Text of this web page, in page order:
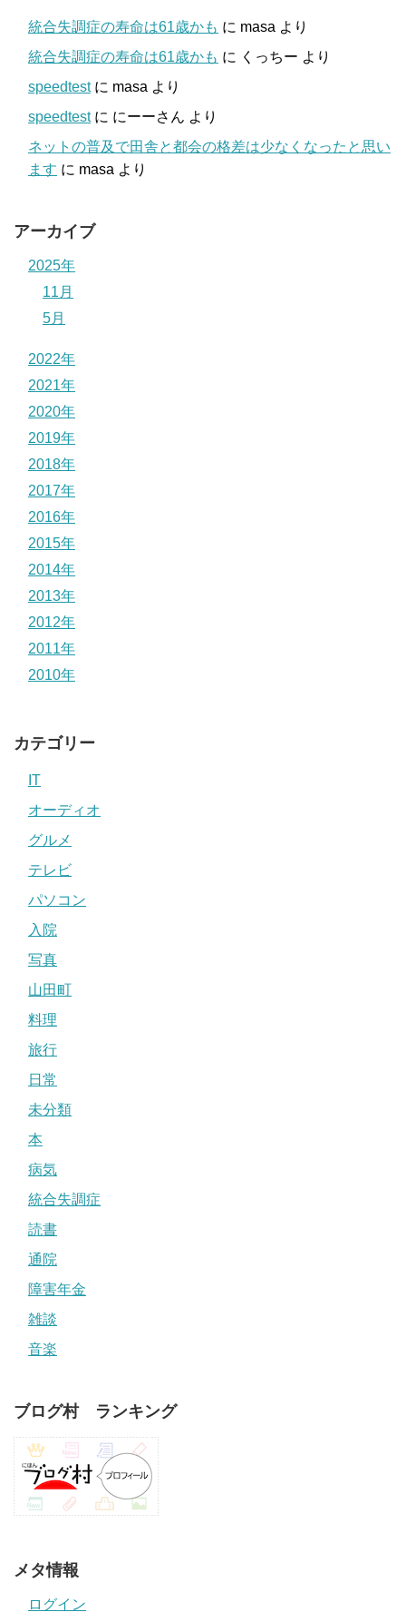
統合失調症の寿命は61歳かも に masa より
統合失調症の寿命は61歳かも に くっちー より
speedtestに masa より
speedtestに にーーさん より
ネットの普及で田舎と都会の格差は少なくなったと思い
ます に masa より
アーカイブ
2025年
11月
5月
2022年
2021年
2020年
2019年
2018年
2017年
2016年
2015年
2014年
2013年
2012年
2011年
2010年
カテゴリー
IT
オーディオ
グルメ
テレビ
パソコン
入院
写真
山田町
料理
旅行
日常
未分類
本
病気
統合失調症
読書
通院
障害年金
雑談
音楽
ブログ村 ランキング
メタ情報
ログイン